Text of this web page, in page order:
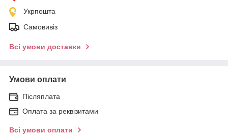
Укрпошта
Самовивіз
Всі умови доставки
Умови оплати
Післяплата
Оплата за реквізитами
Всі умови оплати